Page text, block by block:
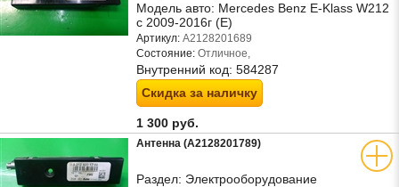
Модель авто: Mercedes Benz E-Klass W212
с 2009-2016г (Е)
Артикул: A2128201689
Состояние: Отличное,
Внутренний код: 584287
Скидка за наличку
1 300 руб.
Антенна (A2128201789)
Раздел: Электрооборудование